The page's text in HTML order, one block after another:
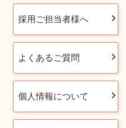
採用ご担当者様へ
よくあるご質問
個人情報について